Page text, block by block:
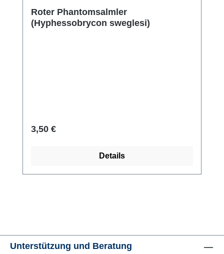
Roter Phantomsalmler
(Hyphessobrycon sweglesi)
Regulärer Preis:
3,50 €
Details
Unterstützung und Beratung